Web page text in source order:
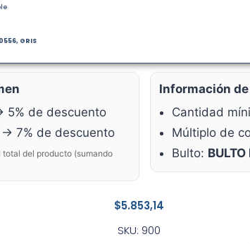
$5.853,14
GRIS
SKU: 900
5% de descuento
7% de descuento
del producto (sumando
Información
Cantidad
Múltiplo de
Bulto: